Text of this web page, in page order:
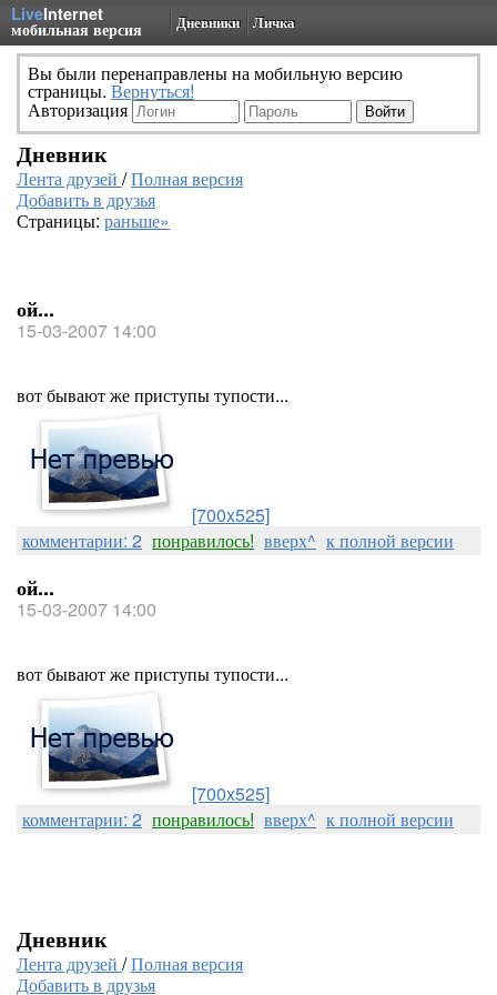
LiveInternet
мобильная версия Дневники Личка
Вы были перенаправлены на мобильную версию
страницы. Вернуться!
Авторизация
Дневник
Лента друзей /Полная версия
Добавить в друзья
Страницы: раньше»
ой...
15-03-2007 14:00
вот бывают же приступы тупости...
[700x525]
комментарии: 2 понравилось! вверх^ к полной версии
ой...
15-03-2007 14:00
вот бывают же приступы тупости...
[700x525]
комментарии: 2 понравилось! вверх^ к полной версии
Дневник
Лента друзей /Полная версия
Добавить в друзья